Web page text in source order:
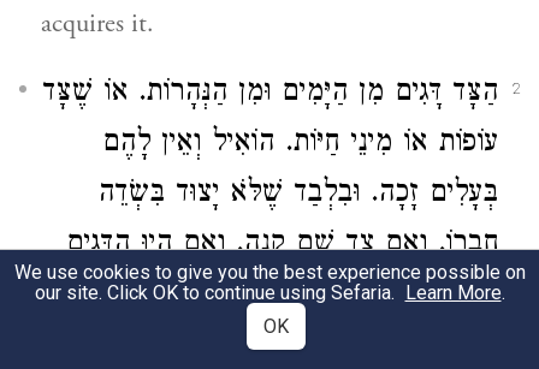
acquires it.
2
הַצָּד דָּגִים מִן הַיָּמִים וּמִן הַנְּהָרוֹת. אוֹ שֶׁצָּד
עוֹפוֹת אוֹ מִינֵי חַיּוֹת. הוֹאִיל וְאֵין לָהֶם
בְּעָלִים זָכָה. וּבִלְבַד שֶׁלֹּא יָצוּד בִּשְׂדֵה
חֲבֵרוֹ. וְאִם צָד שָׁם קָנָה. וְאִם הָיוּ הַדָּגִים
בַּבֵּיבָרִים שֶׁל בְּעָלִים וְכֵן חַיָּה וְעוֹף
שֶׁבַּבֵּיבָרִים. אַף עַל פִּי שֶׁהוּא בֵּיבָר גָּדוֹל
We use cookies to give you the best experience possible on
our site. Click OK to continue using Sefaria. Learn More.
OK